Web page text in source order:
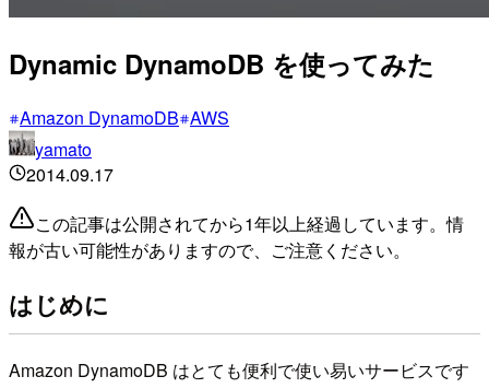
Dynamic DynamoDB を使ってみた
Amazon DynamoDB AWS
yamato
2014.09.17
この記事は公開されてから1年以上経過しています。情
報が古い可能性がありますので、ご注意ください。
はじめに
Amazon DynamoDB はとても便利で使い易いサービスです